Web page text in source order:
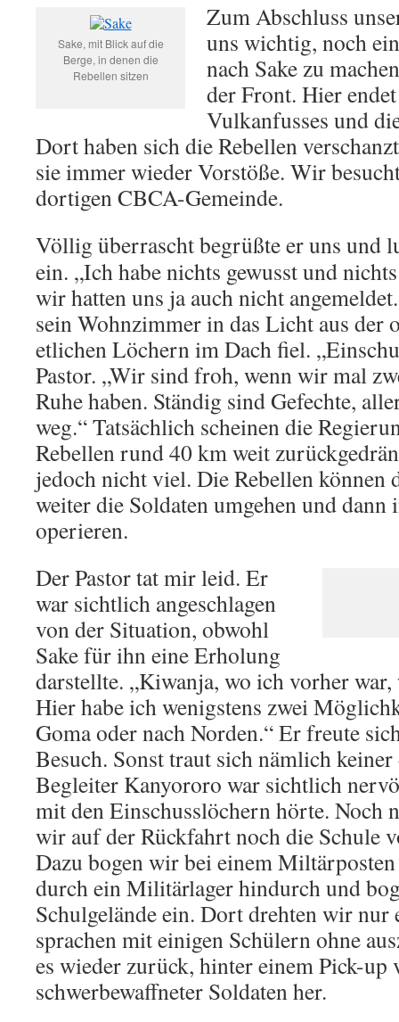
Sake, mit Blick auf die
Berge, in denen die
Rebellen sitzen
Zum Abschluss
uns wichtig, noch
nach Sake zu
der Front. Hier
Vulkanfusses und
Dort haben sich die Rebellen
sie immer wieder Vorstöße. Wir
dortigen CBCA-Gemeinde.
Völlig überrascht begrüßte er uns und
ein. „Ich habe nichts gewusst und
wir hatten uns ja auch nicht
sein Wohnzimmer in das Licht aus der
etlichen Löchern im Dach fiel.
Pastor. „Wir sind froh, wenn wir mal
Ruhe haben. Ständig sind Gefechte,
weg.“ Tatsächlich scheinen die
Rebellen rund 40 km weit
jedoch nicht viel. Die Rebellen können
weiter die Soldaten umgehen und dann
operieren.
Der Pastor tat mir leid. Er
war sichtlich angeschlagen
von der Situation, obwohl
Sake für ihn eine Erholung
darstellte. „Kiwanja, wo ich vorher
Hier habe ich wenigstens zwei
Goma oder nach Norden.“ Er freute
Besuch. Sonst traut sich nämlich
Begleiter Kanyororo war sichtlich
mit den Einschusslöchern hörte. Noch
wir auf der Rückfahrt noch die Schule
Dazu bogen wir bei einem
durch ein Militärlager hindurch und
Schulgelände ein. Dort drehten wir nur
sprachen mit einigen Schülern ohne
es wieder zurück, hinter einem Pick-up
schwerbewaffneter Soldaten her.